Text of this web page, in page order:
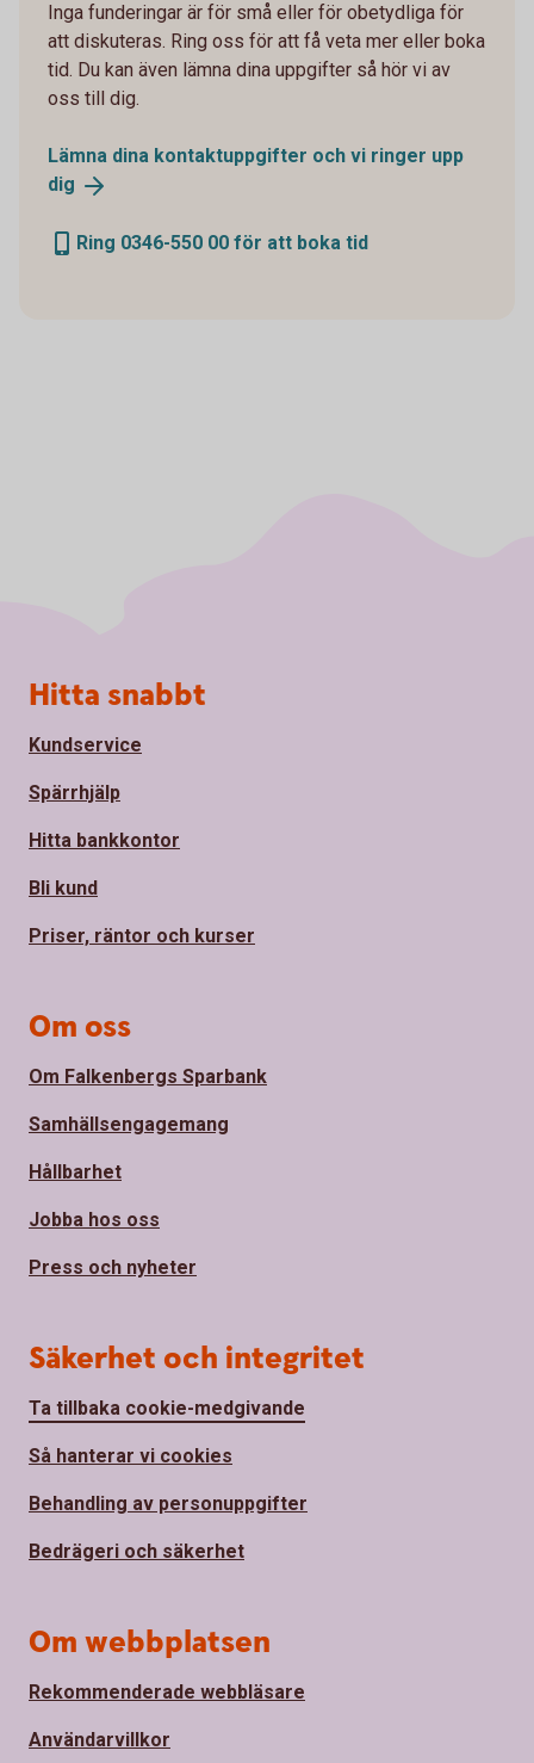
Inga funderingar är för små eller för obetydliga för
att diskuteras. Ring oss för att få veta mer eller boka
tid. Du kan även lämna dina uppgifter så hör vi av
oss till dig.
Lämna dina kontaktuppgifter och vi ringer upp
dig
Ring 0346-550 00 för att boka tid
Sidfot
Hitta snabbt
Kundservice
Spärrhjälp
Hitta bankkontor
Bli kund
Priser, räntor och kurser
Om oss
Om Falkenbergs Sparbank
Samhällsengagemang
Hållbarhet
Jobba hos oss
Press och nyheter
Säkerhet och integritet
Ta tillbaka cookie-medgivande
Så hanterar vi cookies
Behandling av personuppgifter
Bedrägeri och säkerhet
Om webbplatsen
Rekommenderade webbläsare
Användarvillkor